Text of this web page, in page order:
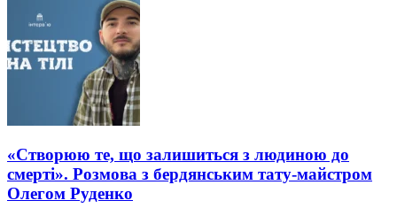
«Створюю те, що залишиться з людиною до
смерті». Розмова з бердянським тату-майстром
Олегом Руденко